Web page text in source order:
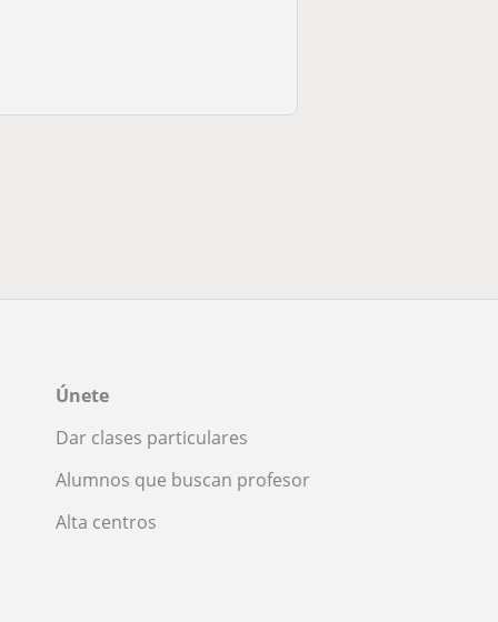
Únete
Dar clases particulares
Alumnos que buscan profesor
Alta centros